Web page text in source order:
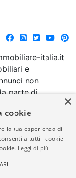
italia.it
e
non
parte di
italia.it
della
normativa in
dei
×
cookie
la tua esperienza di
a tutti i cookie
Leggi di più